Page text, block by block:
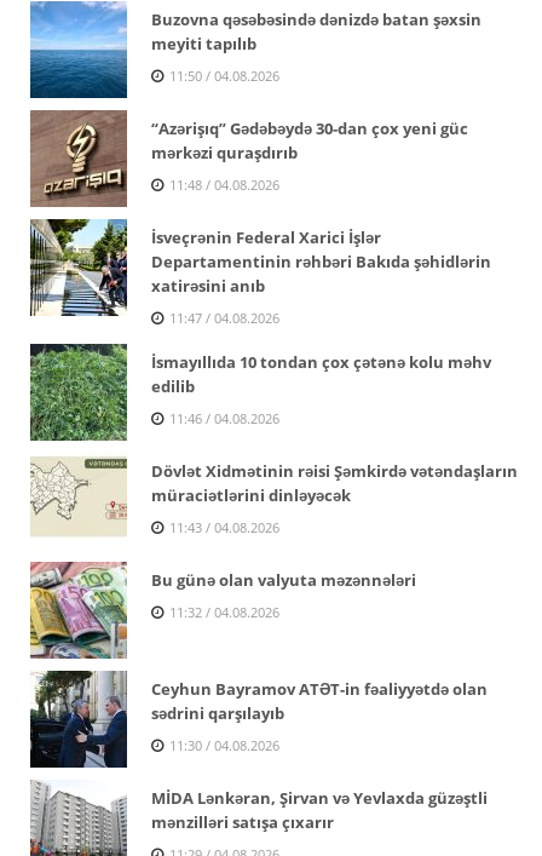
Buzovna qəsəbəsində dənizdə batan şəxsin
meyiti tapılıb
11:50 / 04.08.2026
“Azərişıq” Gədəbəydə 30-dan çox yeni güc
mərkəzi quraşdırıb
11:48 / 04.08.2026
İsveçrənin Federal Xarici İşlər
Departamentinin rəhbəri Bakıda şəhidlərin
xatirəsini anıb
11:47 / 04.08.2026
İsmayıllıda 10 tondan çox çətənə kolu məhv
edilib
11:46 / 04.08.2026
Dövlət Xidmətinin rəisi Şəmkirdə vətəndaşların
müraciətlərini dinləyəcək
11:43 / 04.08.2026
Bu günə olan valyuta məzənnələri
11:32 / 04.08.2026
Ceyhun Bayramov ATƏT-in fəaliyyətdə olan
sədrini qarşılayıb
11:30 / 04.08.2026
MİDA Lənkəran, Şirvan və Yevlaxda güzəştli
mənzilləri satışa çıxarır